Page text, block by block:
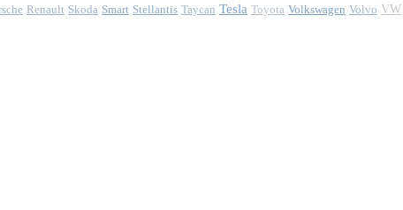
Renault Skoda Smart Stellantis Taycan Tesla Toyota Volkswagen Volvo VW